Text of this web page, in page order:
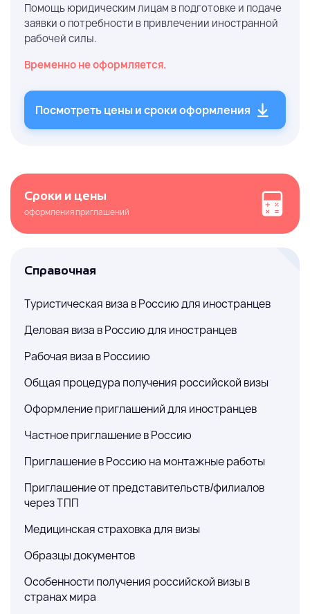
Помощь юридическим лицам в подготовке и подаче
заявки о потребности в привлечении иностранной
рабочей силы.
Временно не оформляется.
Посмотреть цены и сроки оформления
Сроки и цены
оформления приглашений
Справочная
Туристическая виза в Россию для иностранцев
Деловая виза в Россию для иностранцев
Рабочая виза в Россиию
Общая процедура получения российской визы
Оформление приглашений для иностранцев
Частное приглашение в Россию
Приглашение в Россию на монтажные работы
Приглашение от представительств/филиалов
через ТПП
Медицинская страховка для визы
Образцы документов
Особенности получения российской визы в
странах мира